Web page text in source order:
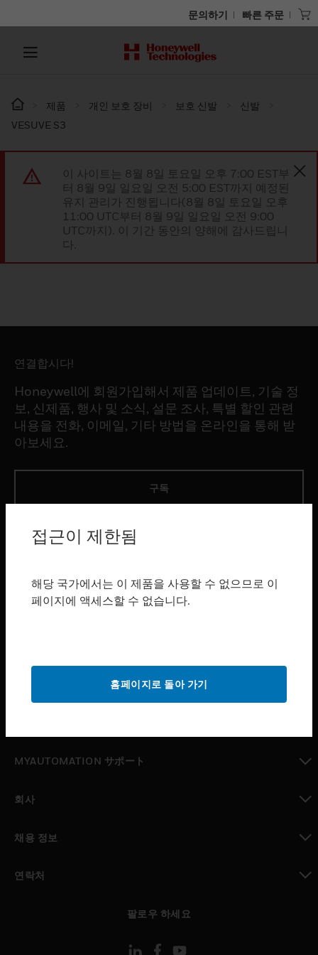
문의하기 빠른 주문
제품 개인 보호 장비 보호 신발
신발
VESUVE S3
이 사이트는 8월 8일 토요일 오후 7:00 EST부
터 8월 9일 일요일 오전 5:00 EST까지 예정된
유지 관리가 진행됩니다(8월 8일 토요일 오후
11:00 UTC부터 8월 9일 일요일 오전 9:00
UTC까지). 이 기간 동안의 양해에 감사드립니
다.
연결합시다!
Honeywell에 회원가입해서 제품 업데이트, 기술 정
보, 신제품, 행사 및 소식, 설문 조사, 특별 할인 관련
내용을 전화, 이메일, 기타 방법을 온라인을 통해 받
아보세요.
구독
제품
toggle view
서비스
MYAUTOMATION サポート
회사
채용 정보
연락처
팔로우 하세요
접근이 제한됨
해당 국가에서는 이 제품을 사용할 수 없으므로 이
페이지에 액세스할 수 없습니다.
홈페이지로 돌아 가기